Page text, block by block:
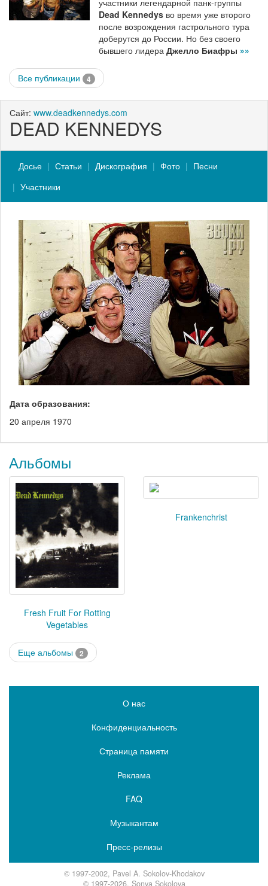
участники легендарной панк-группы
Dead Kennedys во время уже второго
после возрождения гастрольного тура
доберутся до России. Но без своего
бывшего лидера Джелло Биафры »»
Все публикации 4
Сайт: www.deadkennedys.com
DEAD KENNEDYS
Досье Статьи Дискография Фото
Песни
Участники
Дата образования:
20 апреля 1970
Альбомы
Fresh Fruit For Rotting
Vegetables
Frankenchrist
Еще альбомы 2
О нас
Конфиденциальность
Страница памяти
Реклама
FAQ
Музыкантам
Пресс-релизы
© 1997-2002, Pavel A. Sokolov-Khodakov